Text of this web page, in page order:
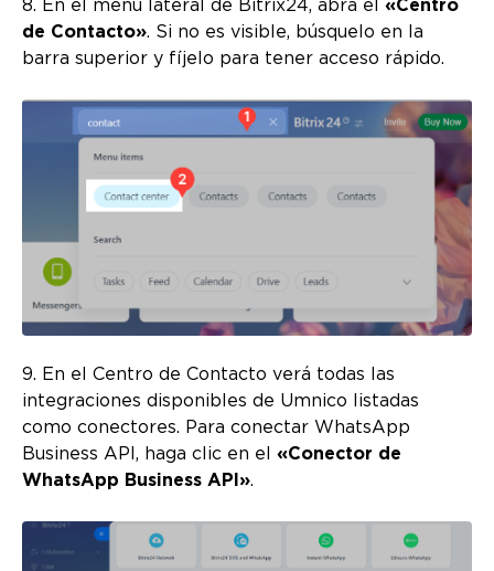
8. En el menú lateral de Bitrix24, abra el «Centro
de Contacto». Si no es visible, búsquelo en la
barra superior y fíjelo para tener acceso rápido.
9. En el Centro de Contacto verá todas las
integraciones disponibles de Umnico listadas
como conectores. Para conectar WhatsApp
Business API, haga clic en el «Conector de
WhatsApp Business API».